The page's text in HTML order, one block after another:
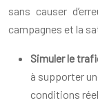
sans causer
campagnes et la
Simuler le
à supporter
conditions